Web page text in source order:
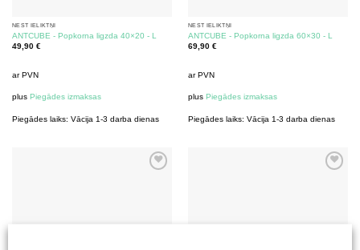
NEST IELIKTŅI
ANTCUBE - Popkorna ligzda 40×20 - L
49,90 €
ar PVN
plus Piegādes izmaksas
Piegādes laiks: Vācija 1-3 darba dienas
NEST IELIKTŅI
ANTCUBE - Popkorna ligzda 60×30 - L
69,90 €
ar PVN
plus Piegādes izmaksas
Piegādes laiks: Vācija 1-3 darba dienas